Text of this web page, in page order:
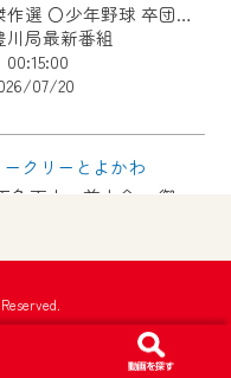
スポーツ傑作選 〇少年野球 卒団記念大会 〇太田敦也さん スポーツ特別功労賞 〇豊川市の小学生 サッカー世界一 〇豊川工科 スマートフェンシング
川局最新番組
07/20
クリーとよかわ
局最新番組
07/13
クリーとよかわ
『CCNetマイ
要となりま
を含むCCNetの
めのIDです。
ールアドレス